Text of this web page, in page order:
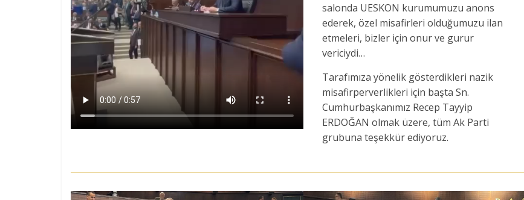
salonda UESKON kurumumuzu anons
ederek, özel misafirleri olduğumuzu ilan
etmeleri, bizler için onur ve gurur
vericiydi…
Tarafımıza yönelik gösterdikleri nazik
misafirperverlikleri için başta Sn.
Cumhurbaşkanımız Recep Tayyip
ERDOĞAN olmak üzere, tüm Ak Parti
grubuna teşekkür ediyoruz.